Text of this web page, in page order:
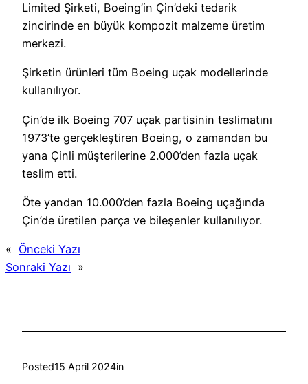
Limited Şirketi, Boeing’in Çin’deki tedarik
zincirinde en büyük kompozit malzeme üretim
merkezi.
Şirketin ürünleri tüm Boeing uçak modellerinde
kullanılıyor.
Çin’de ilk Boeing 707 uçak partisinin teslimatını
1973’te gerçekleştiren Boeing, o zamandan bu
yana Çinli müşterilerine 2.000’den fazla uçak
teslim etti.
Öte yandan 10.000’den fazla Boeing uçağında
Çin’de üretilen parça ve bileşenler kullanılıyor.
« Önceki Yazı
Sonraki Yazı »
Posted15 April 2024in